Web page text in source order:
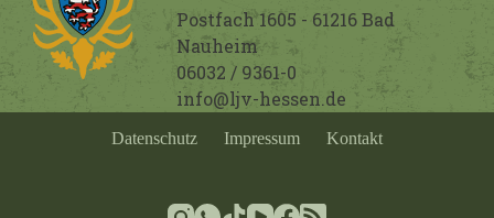
Postfach 1605 - 61216 Bad
Nauheim
06032 / 9361-0
info@ljv-hessen.de
Datenschutz Impressum Kontakt